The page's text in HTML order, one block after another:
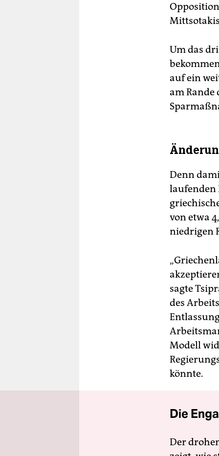
Um das
auf ein
am
Denn
laufenden
von etwa
niedrigen
sagte
des
Modell
könnte.
Die
Der